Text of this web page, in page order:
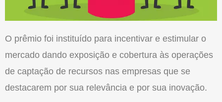
O prêmio foi instituído para incentivar e estimular o
mercado dando exposição e cobertura às operações
de captação de recursos nas empresas que se
destacarem por sua relevância e por sua inovação.